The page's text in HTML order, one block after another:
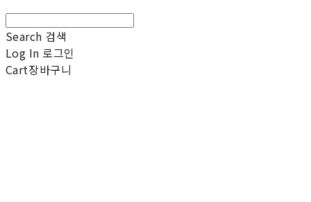
Search 검색
Log In 로그인
Cart장바구니